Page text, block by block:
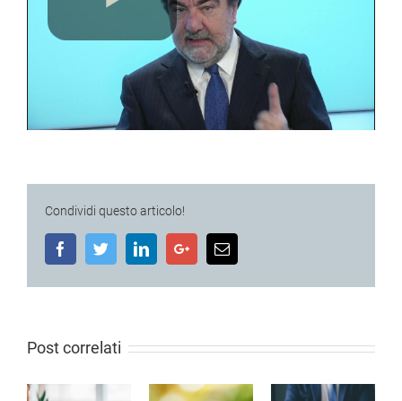
Condividi questo articolo!
FacebookTwitterLinkedInGoogle+Email
Post correlati